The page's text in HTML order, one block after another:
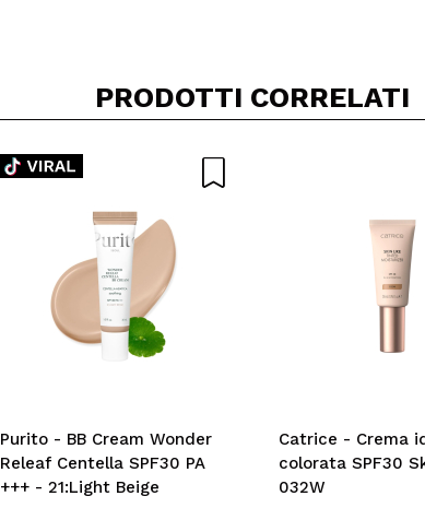
PRODOTTI CORRELATI
Purito - BB Cream Wonder
Releaf Centella SPF30 PA
+++ - 21:Light Beige
Catrice - Crema
colorata SPF30
032W